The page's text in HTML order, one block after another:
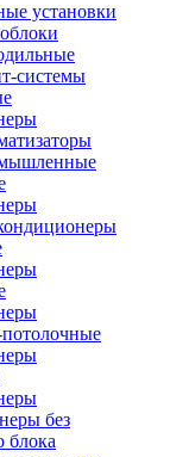
установки
системы
без
блока